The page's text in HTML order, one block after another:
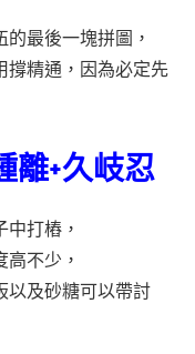
最後一塊拼圖，
撐精通，因為必定先
離+久岐忍
打樁，
不少，
以及砂糖可以帶討